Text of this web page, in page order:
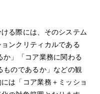
る際には、そのシステム
ンクリティカルである
か」「コア業務に関わる
ものであるか」などの観
は「コア業務＋ミッショ